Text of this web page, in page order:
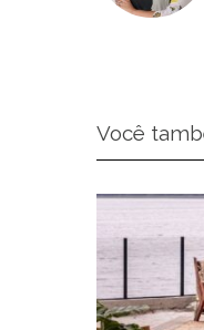
Você